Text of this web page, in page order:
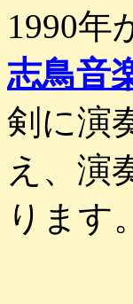
1990年
志鳥音
剣に演
え、演
ります。